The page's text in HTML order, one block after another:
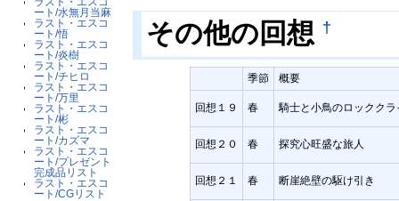
ート/水無月当麻
ラスト・エスコ
ート/悟
ラスト・エスコ
ート/炎樹
ラスト・エスコ
ート/チヒロ
ラスト・エスコ
ート/万里
ラスト・エスコ
ート/彬
ラスト・エスコ
ート/カズマ
ラスト・エスコ
ート/プレゼント
完成品リスト
ラスト・エスコ
ート/CGリスト
その他の回想 †
季節 概要
回想１９ 春 騎士と小鳥のロッククラ
回想２０ 春 探究心旺盛な旅人
回想２１ 春 断崖絶壁の駆け引き